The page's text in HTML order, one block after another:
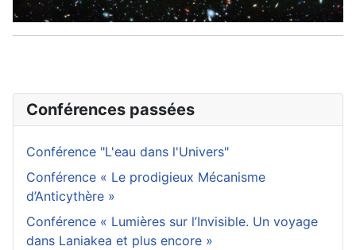
Conférences passées
Conférence "L'eau dans l'Univers"
Conférence « Le prodigieux Mécanisme
d’Anticythère »
Conférence « Lumières sur l’Invisible. Un voyage
dans Laniakea et plus encore »